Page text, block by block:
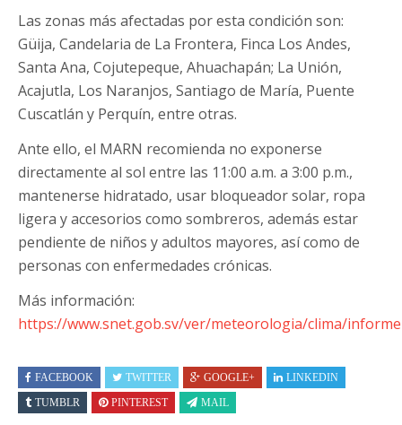
Las zonas más afectadas por esta condición son:
Güija, Candelaria de La Frontera, Finca Los Andes,
Santa Ana, Cojutepeque, Ahuachapán; La Unión,
Acajutla, Los Naranjos, Santiago de María, Puente
Cuscatlán y Perquín, entre otras.
Ante ello, el MARN recomienda no exponerse
directamente al sol entre las 11:00 a.m. a 3:00 p.m.,
mantenerse hidratado, usar bloqueador solar, ropa
ligera y accesorios como sombreros, además estar
pendiente de niños y adultos mayores, así como de
personas con enfermedades crónicas.
Más información:
https://www.snet.gob.sv/ver/meteorologia/clima/
FACEBOOK TWITTER GOOGLE+
LINKEDIN
TUMBLR
PINTEREST MAIL